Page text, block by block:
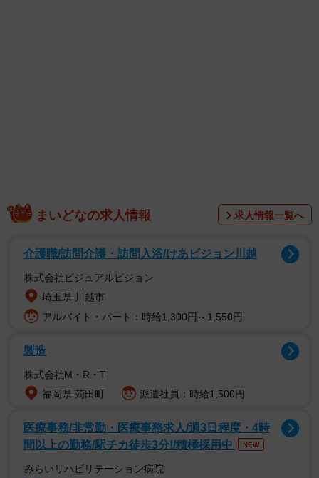
布団の上にタンスが…九死に一生「怖かった」
「もし就寝していて、直前の震度4が無くて、いきなり震度
6来てたら、死んでました」
間後、布団の上に覆いかぶさるように倒れた、見るからに
重そうなタンスの写真とともにつぶやいたのは仙台市在住
のTwitterユーザー、マヒロッツォ（@ShizuAg）さん。また
過去の地震を体験した人たちからもコメントが寄せられま
した。
まいどなの求人情報 求人情報一覧へ
介護職/訪問介護・訪問入浴/けあビジョン川越
株式会社ビジュアルビジョン
埼玉県 川越市
アルバイト・パート：時給1,300円～1,550円
製造
株式会社M・R・T
福岡県 苅田町
派遣社員：時給1,500円
医療事務/非常勤・医療事務求人/週3日程度・4時
間以上の勤務/駅チカ徒歩3分!/積極採用中
NEW
みらいリハビリテーション病院